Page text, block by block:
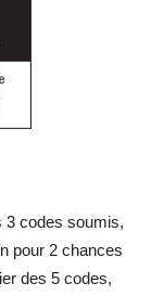
3 codes soumis,
pour 2 chances
des 5 codes,